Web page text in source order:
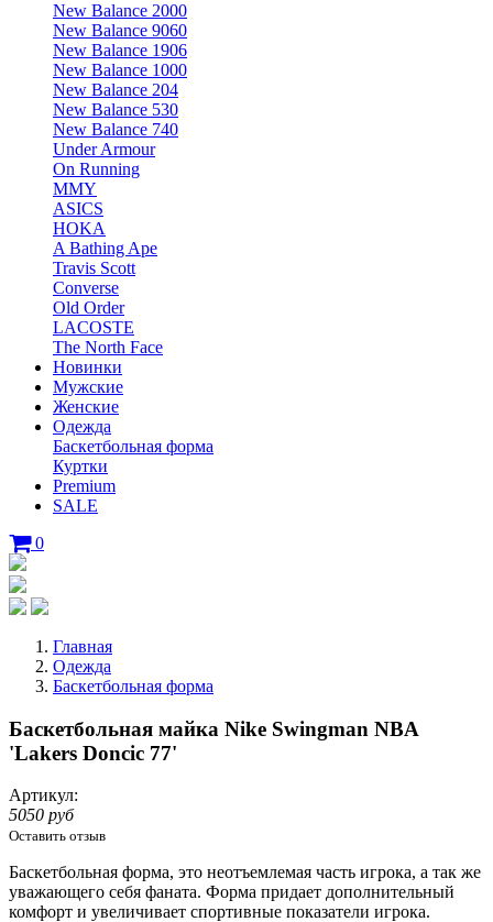
New Balance 2000
New Balance 9060
New Balance 1906
New Balance 1000
New Balance 204
New Balance 530
New Balance 740
Under Armour
On Running
MMY
ASICS
HOKA
A Bathing Ape
Travis Scott
Converse
Old Order
LACOSTE
The North Face
Новинки
Мужские
Женские
Одежда
Баскетбольная форма
Куртки
Premium
SALE
0
Главная
Одежда
Баскетбольная форма
Баскетбольная майка Nike Swingman NBA
'Lakers Doncic 77'
Артикул:
5050 руб
Оставить отзыв
Баскетбольная форма, это неотъемлемая часть игрока, а так же
уважающего себя фаната. Форма придает дополнительный
комфорт и увеличивает спортивные показатели игрока.